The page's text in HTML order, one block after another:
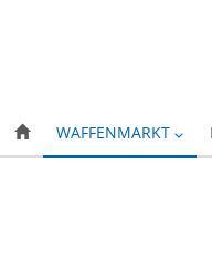
WAFFENMARKT